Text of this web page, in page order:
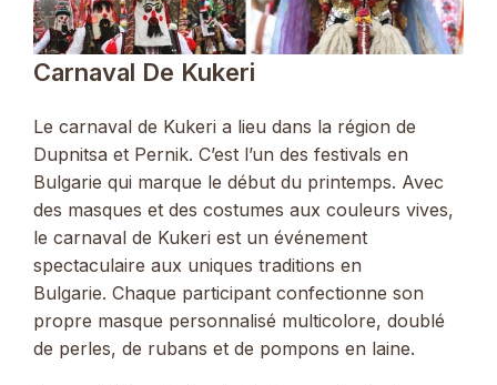
Carnaval De Kukeri
Le carnaval de Kukeri a lieu dans la région de
Dupnitsa et Pernik. C’est l’un des festivals en
Bulgarie qui marque le début du printemps. Avec
des masques et des costumes aux couleurs vives,
le carnaval de Kukeri est un événement
spectaculaire aux uniques traditions en
Bulgarie. Chaque participant confectionne son
propre masque personnalisé multicolore, doublé
de perles, de rubans et de pompons en laine.